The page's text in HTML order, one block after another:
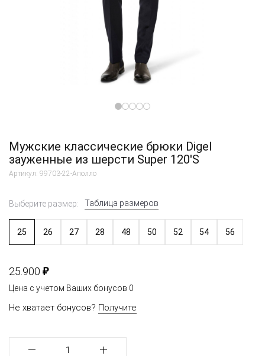
Мужские классические брюки Digel
зауженные из шерсти Super 120'S
Артикул: 99703-22-Аполло
Выберите размер: Таблица размеров
25 26 27 28 48 50 52 54 56
25.900 ₽
Цена с учетом Ваших бонусов 0
Не хватает бонусов? Получите
1